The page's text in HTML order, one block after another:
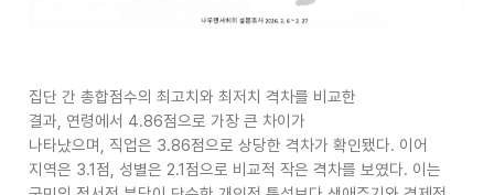
집단 간 총합점수의 최고치와 최저치 격차를 비교한
결과, 연령에서 4.86점으로 가장 큰 차이가
나타났으며, 직업은 3.86점으로 상당한 격차가 확인됐다. 이어
지역은 3.1점, 성별은 2.1점으로 비교적 작은 격차를 보였다. 이는